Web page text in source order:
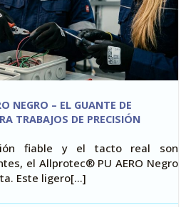
NEGRO – EL GUANTE DE
TRABAJOS DE PRECISIÓN
fiable y el tacto real son
el Allprotec® PU AERO Negro
Este ligero[…]